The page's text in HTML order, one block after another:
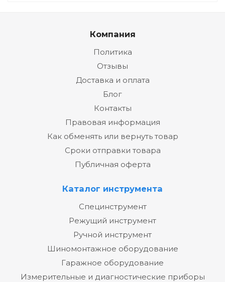
Компания
Политика
Отзывы
Доставка и оплата
Блог
Контакты
Правовая информация
Как обменять или вернуть товар
Сроки отправки товара
Публичная оферта
Каталог инструмента
Специнструмент
Режущий инструмент
Ручной инструмент
Шиномонтажное оборудование
Гаражное оборудование
Измерительные и диагностические приборы